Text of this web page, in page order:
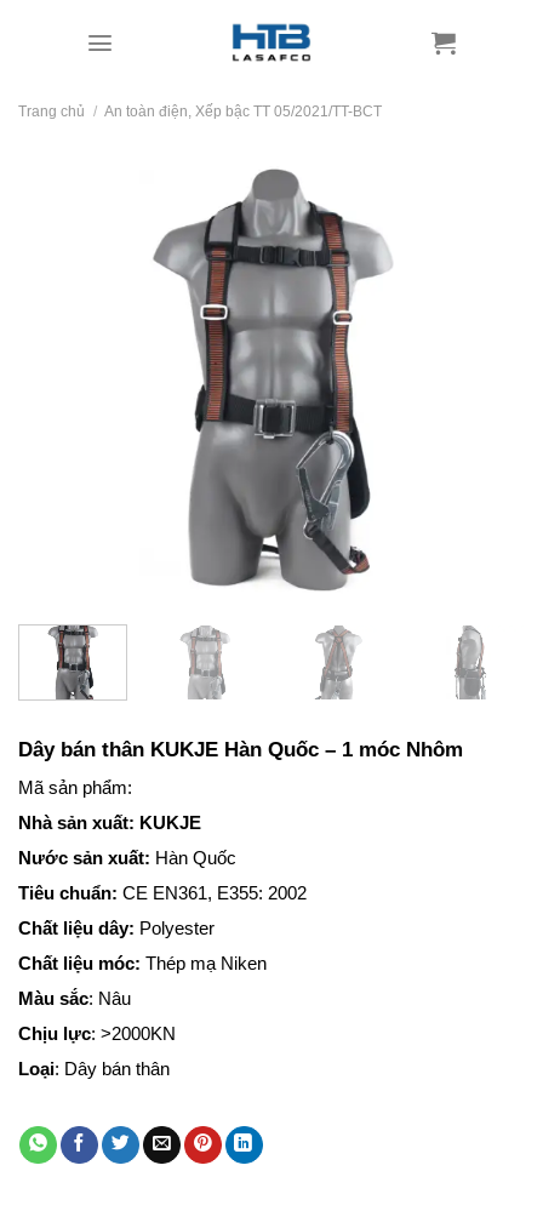
Trang chủ / An toàn điện, Xếp bậc TT 05/2021/TT-BCT
Dây bán thân KUKJE Hàn Quốc – 1 móc Nhôm
Mã sản phẩm:
Nhà sản xuất: KUKJE
Nước sản xuất: Hàn Quốc
Tiêu chuẩn: CE EN361, E355: 2002
Chất liệu dây: Polyester
Chất liệu móc: Thép mạ Niken
Màu sắc: Nâu
Chịu lực: >2000KN
Loại: Dây bán thân